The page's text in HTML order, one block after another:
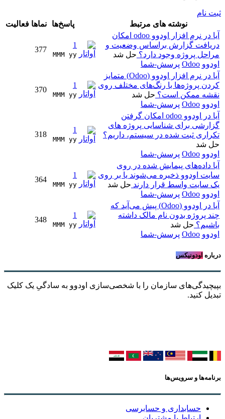
ثبت نام
نوشته های مرتبط
پاسخ‌ها نماها فعالیت
آیا در نرم افزار اودوو odoo امکان
دریافت گزارش براساس وضعیت و
مراحل پروژه وجود دارد؟ حل شد
اودوو Odoo پرسش-شما
1
MMM yy
377
آیا در نرم افزار اودوو (Odoo) متمایز
کردن پروژه‌ها با رنگ‌های مختلف روی
نقشه ممکن است؟ حل شد
اودوو Odoo پرسش-شما
1
MMM yy
370
آیا در اودوو odoo امکان گرفتن
گزارشی برای شناسایی پروژه های
تکراری ثبت شده در سیستم، داریم؟
حل شد
اودوو Odoo پرسش-شما
1
MMM yy
318
آیا داده‌های پیمایش شده در روی
سایت اودوو ذخیره می‌شوند یا بر روی
یک سایت واسط قرار دارند حل شد
اودوو Odoo پرسش-شما
1
MMM yy
364
آیا در اودوو (Odoo) پیش می‌آید که
چند پروژه بدون نام مالک داشته
باشیم؟ حل شد
اودوو Odoo پرسش-شما
1
MMM yy
348
درباره اودونیکس
بپیچیدگی‌های سازمان را با شخصی‌سازی اودوو به سادگیِ یک کلیک
تبدیل کنید.
برنامه‌ها و سرویس‌ها
حسابداری و حسابرسی